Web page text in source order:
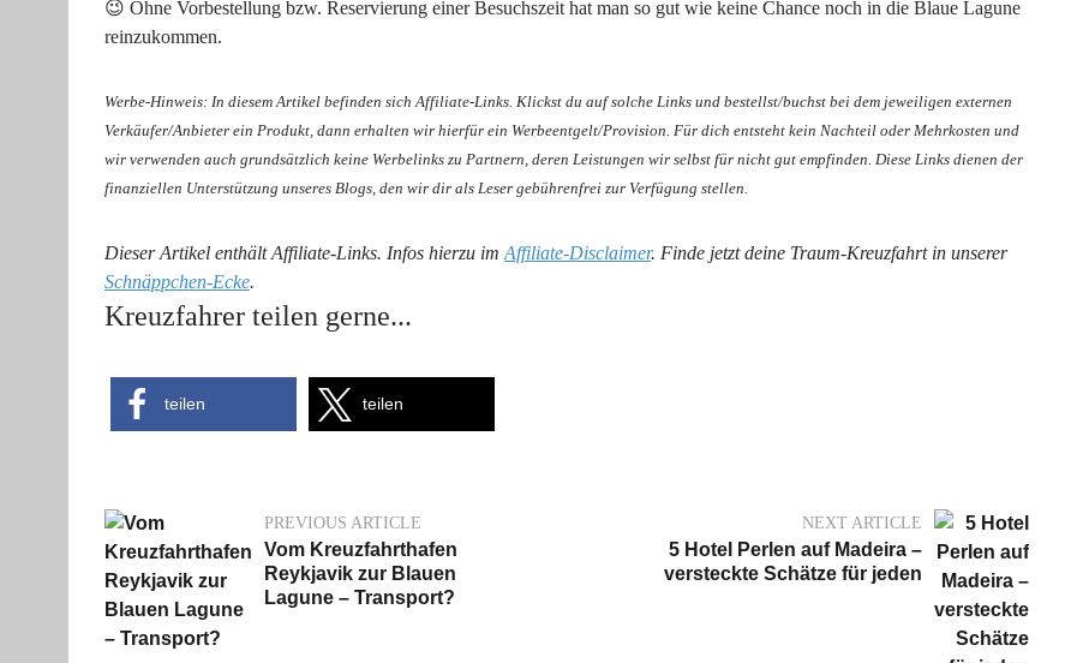
😉 Ohne Vorbestellung bzw. Reservierung einer Besuchszeit hat man so gut wie keine Chance noch in die Blaue Lagune
reinzukommen.
Werbe-Hinweis: In diesem Artikel befinden sich Affiliate-Links. Klickst du auf solche Links und bestellst/buchst bei dem jeweiligen externen
Verkäufer/Anbieter ein Produkt, dann erhalten wir hierfür ein Werbeentgelt/Provision. Für dich entsteht kein Nachteil oder Mehrkosten und
wir verwenden auch grundsätzlich keine Werbelinks zu Partnern, deren Leistungen wir selbst für nicht gut empfinden. Diese Links dienen der
finanziellen Unterstützung unseres Blogs, den wir dir als Leser gebührenfrei zur Verfügung stellen.
Dieser Artikel enthält Affiliate-Links. Infos hierzu im Affiliate-Disclaimer. Finde jetzt deine Traum-Kreuzfahrt in unserer
Schnäppchen-Ecke.
Kreuzfahrer teilen gerne...
teilen teilen
PREVIOUS ARTICLE
Vom Kreuzfahrthafen
Reykjavik zur Blauen
Lagune – Transport?
NEXT ARTICLE
5 Hotel Perlen auf Madeira –
versteckte Schätze für jeden